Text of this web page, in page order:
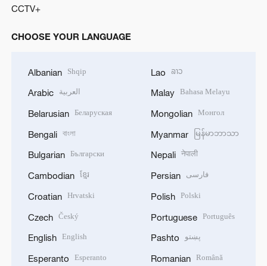
CCTV+
CHOOSE YOUR LANGUAGE
Albanian Shqip
Arabic العربية
Belarusian Беларуская
Bengali বাংলা
Bulgarian Български
Cambodian ខ្មែរ
Croatian Hrvatski
Czech Český
English English
Esperanto Esperanto
Lao ລາວ
Malay Bahasa Melayu
Mongolian Монгол
Myanmar မြန်မာဘာသာ
Nepali नेपाली
Persian فارسی
Polish Polski
Portuguese Português
Pashto پښتو
Romanian Română